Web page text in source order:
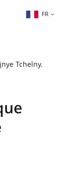
FR
Tchelny.